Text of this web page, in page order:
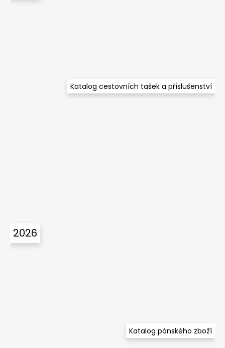
Katalog cestovních tašek a příslušenství
2026
Katalog pánského zboží